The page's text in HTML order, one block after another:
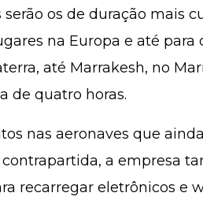
os de duração mais
na Europa e até para
até Marrakesh, no
de quatro horas.
nas aeronaves que ainda
a empresa
recarregar eletrônicos e